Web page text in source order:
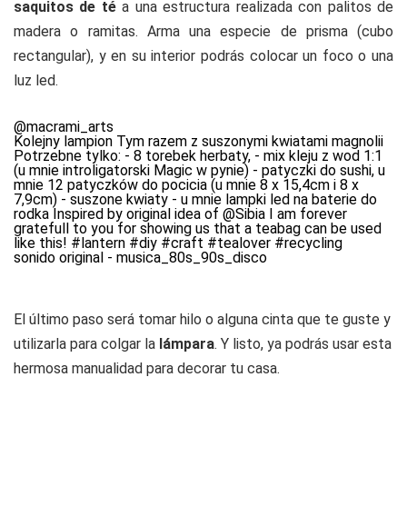
saquitos de téa una estructura realizada con palitos de
madera o ramitas. Arma una especie de prisma (cubo
rectangular), y en su interior podrás colocar un foco o una
luz led.
@macrami_arts
Kolejny lampion Tym razem z suszonymi kwiatami magnolii
Potrzebne tylko: - 8 torebek herbaty, - mix kleju z wod 1:1
(u mnie introligatorski Magic w pynie) - patyczki do sushi, u
mnie 12 patyczków do pocicia (u mnie 8 x 15,4cm i 8 x
7,9cm) - suszone kwiaty - u mnie lampki led na baterie do
rodka Inspired by original idea of @Sibia I am forever
gratefull to you for showing us that a teabag can be used
like this! #lantern #diy #craft #tealover #recycling
sonido original - musica_80s_90s_disco
El último paso será tomar hilo o alguna cinta que te guste y
utilizarla para colgar la lámpara. Y listo, ya podrás usar esta
hermosa manualidad para decorar tu casa.